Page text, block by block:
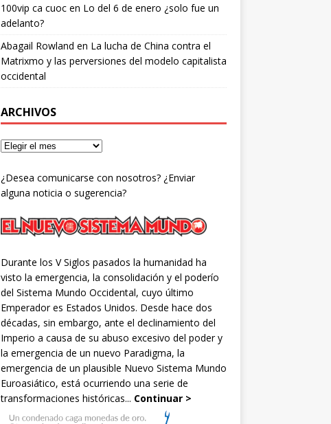
100vip ca cuocen Lo del 6 de enero ¿solo fue un
adelanto?
Abagail Rowland en La lucha de China contra el
Matrixmo y las perversiones del modelo capitalista
occidental
ARCHIVOS
¿Desea comunicarse con nosotros? ¿Enviar
alguna noticia o sugerencia?
Durante los V Siglos pasados la humanidad ha
visto la emergencia, la consolidación y el poderío
del Sistema Mundo Occidental, cuyo último
Emperador es Estados Unidos. Desde hace dos
décadas, sin embargo, ante el declinamiento del
Imperio a causa de su abuso excesivo del poder y
la emergencia de un nuevo Paradigma, la
emergencia de un plausible Nuevo Sistema Mundo
Euroasiático, está ocurriendo una serie de
transformaciones históricas... Continuar >